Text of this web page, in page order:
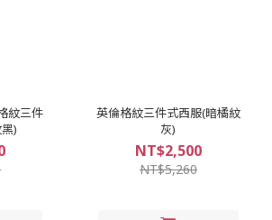
紋三件
)
英倫格紋三件式西服(暗橘紋
灰)
NT$2,500
NT$5,260